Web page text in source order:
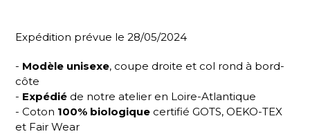
Expédition prévue le 28/05/2024
- Modèle unisexe, coupe droite et col rond à bord-
côte
- Expédié de notre atelier en Loire-Atlantique
- Coton 100% biologique certifié GOTS, OEKO-TEX
et Fair Wear